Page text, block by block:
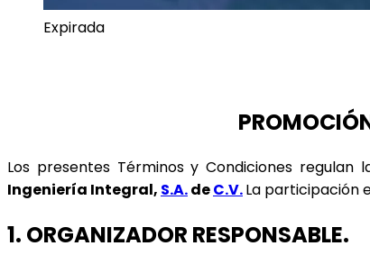
Expirada
Los presentes Términos y Condiciones regulan
Ingeniería Integral, S.A. de C.V.La participación
1. ORGANIZADOR RESPONSABLE.